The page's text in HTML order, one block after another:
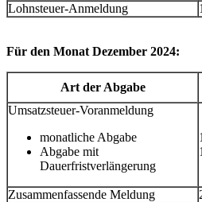
Lohnsteuer-Anmeldung
Für den Monat Dezember 2024:
Art der Abgabe
Umsatzsteuer-Voranmeldung
monatliche Abgabe
Abgabe mit
Dauerfristverlängerung
Zusammenfassende Meldung